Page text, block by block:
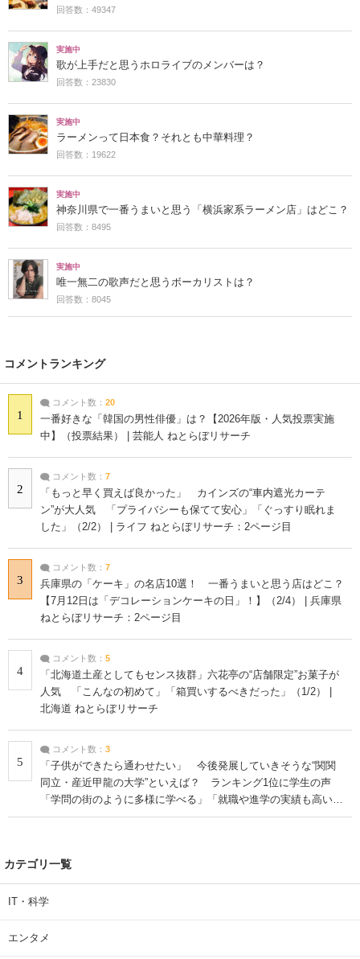
回答数：49347
実施中
歌が上手だと思うホロライブのメンバーは？
回答数：23830
実施中
ラーメンって日本食？それとも中華料理？
回答数：19622
実施中
神奈川県で一番うまいと思う「横浜家系ラーメン店」はどこ？
回答数：8495
実施中
唯一無二の歌声だと思うボーカリストは？
回答数：8045
コメントランキング
1
コメント数： 20
一番好きな「韓国の男性俳優」は？【2026年版・人気投票実施
中】（投票結果） | 芸能人 ねとらぼリサーチ
2
コメント数： 7
「もっと早く買えば良かった」 カインズの“車内遮光カーテ
ン”が大人気 「プライバシーも保てて安心」「ぐっすり眠れま
した」（2/2） | ライフ ねとらぼリサーチ：2ページ目
3
コメント数： 7
兵庫県の「ケーキ」の名店10選！ 一番うまいと思う店はどこ？
【7月12日は「デコレーションケーキの日」！】（2/4） | 兵庫県
ねとらぼリサーチ：2ページ目
4
コメント数： 5
「北海道土産としてもセンス抜群」六花亭の“店舗限定”お菓子が
人気 「こんなの初めて」「箱買いするべきだった」（1/2） |
北海道 ねとらぼリサーチ
5
コメント数： 3
「子供ができたら通わせたい」 今後発展していきそうな“関関
同立・産近甲龍の大学”といえば？ ランキング1位に学生の声
「学問の街のように多様に学べる」「就職や進学の実績も高い」
| 大学 ねとらぼリサーチ
カテゴリ一覧
IT・科学
エンタメ